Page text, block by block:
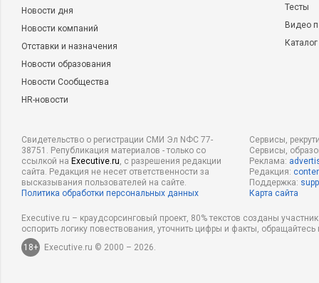
Новости дня
Новости компаний
Отставки и назначения
Новости образования
Новости Сообщества
HR-новости
Тесты
Видео
Свидетельство о регистрации СМИ Эл NФС 77-
38751. Републикация материалов - только со
ссылкой на Executive.ru, с разрешения редакции
сайта. Редакция не несет ответственности за
высказывания пользователей на сайте.
Политика обработки персональных данных
Сервисы,
Сервисы,
Реклама:
Редакция:
Поддержка:
Карта сайта
Executive.ru – краудсорсинговый проект, 80% текстов созданы
оспорить логику повествования, уточнить цифры и факты,
18+
Executive.ru © 2000 – 2026.